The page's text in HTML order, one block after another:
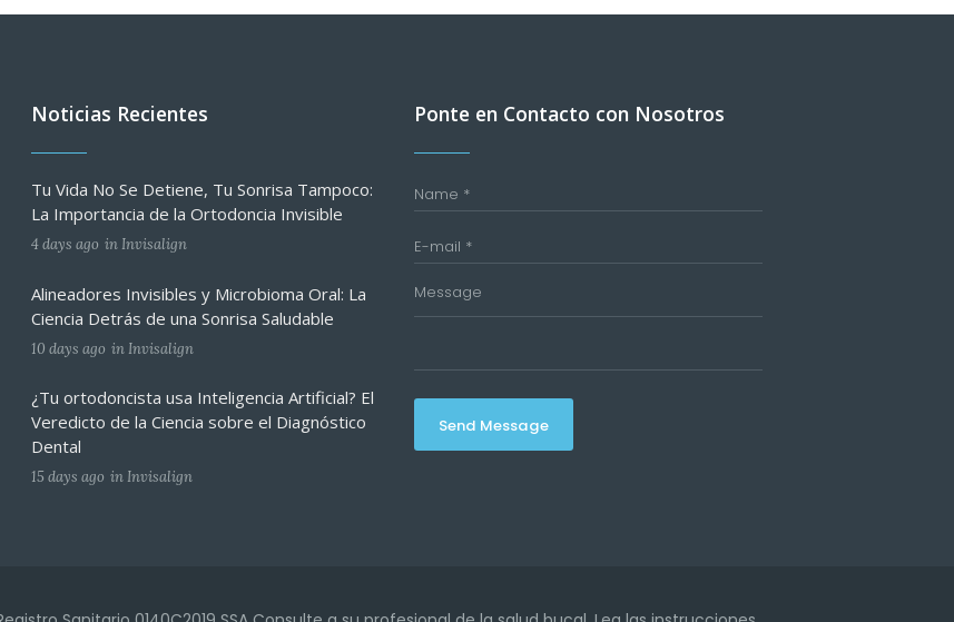
Noticias Recientes
Tu Vida No Se Detiene, Tu Sonrisa Tampoco:
La Importancia de la Ortodoncia Invisible
4 days ago inInvisalign
Alineadores Invisibles y Microbioma Oral: La
Ciencia Detrás de una Sonrisa Saludable
10 days ago inInvisalign
¿Tu ortodoncista usa Inteligencia Artificial? El
Veredicto de la Ciencia sobre el Diagnóstico
Dental
15 days ago inInvisalign
Ponte en Contacto con Nosotros
Send Message